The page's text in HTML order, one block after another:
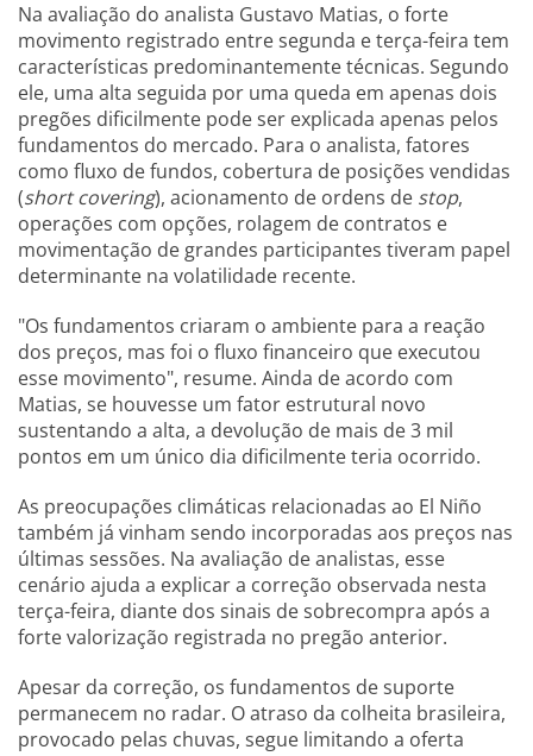
Na avaliação do analista Gustavo Matias, o forte
movimento registrado entre segunda e terça-feira tem
características predominantemente técnicas. Segundo
ele, uma alta seguida por uma queda em apenas dois
pregões dificilmente pode ser explicada apenas pelos
fundamentos do mercado. Para o analista, fatores
como fluxo de fundos, cobertura de posições vendidas
(short covering), acionamento de ordens de stop,
operações com opções, rolagem de contratos e
movimentação de grandes participantes tiveram papel
determinante na volatilidade recente.
"Os fundamentos criaram o ambiente para a reação
dos preços, mas foi o fluxo financeiro que executou
esse movimento", resume. Ainda de acordo com
Matias, se houvesse um fator estrutural novo
sustentando a alta, a devolução de mais de 3 mil
pontos em um único dia dificilmente teria ocorrido.
As preocupações climáticas relacionadas ao El Niño
também já vinham sendo incorporadas aos preços nas
últimas sessões. Na avaliação de analistas, esse
cenário ajuda a explicar a correção observada nesta
terça-feira, diante dos sinais de sobrecompra após a
forte valorização registrada no pregão anterior.
Apesar da correção, os fundamentos de suporte
permanecem no radar. O atraso da colheita brasileira,
provocado pelas chuvas, segue limitando a oferta